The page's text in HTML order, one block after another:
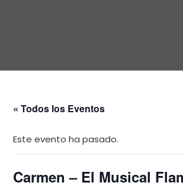
« Todos los Eventos
Este evento ha pasado.
Carmen – El Musical